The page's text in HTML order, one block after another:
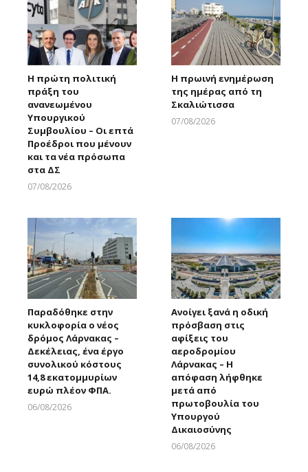
Η πρώτη πολιτική
πράξη του
ανανεωμένου
Υπουργικού
Συμβουλίου – Οι επτά
Προέδροι που μένουν
και τα νέα πρόσωπα
στα ΔΣ
07/08/2026
Η πρωινή ενημέρωση
της ημέρας από τη
Σκαλιώτισσα
07/08/2026
Παραδόθηκε στην
κυκλοφορία ο νέος
δρόμος Λάρνακας –
Δεκέλειας, ένα έργο
συνολικού κόστους
14,8 εκατομμυρίων
ευρώ πλέον ΦΠΑ.
06/08/2026
Ανοίγει ξανά η οδική
πρόσβαση στις
αφίξεις του
αεροδρομίου
Λάρνακας – Η
απόφαση λήφθηκε
μετά από
πρωτοβουλία του
Υπουργού
Δικαιοσύνης
06/08/2026